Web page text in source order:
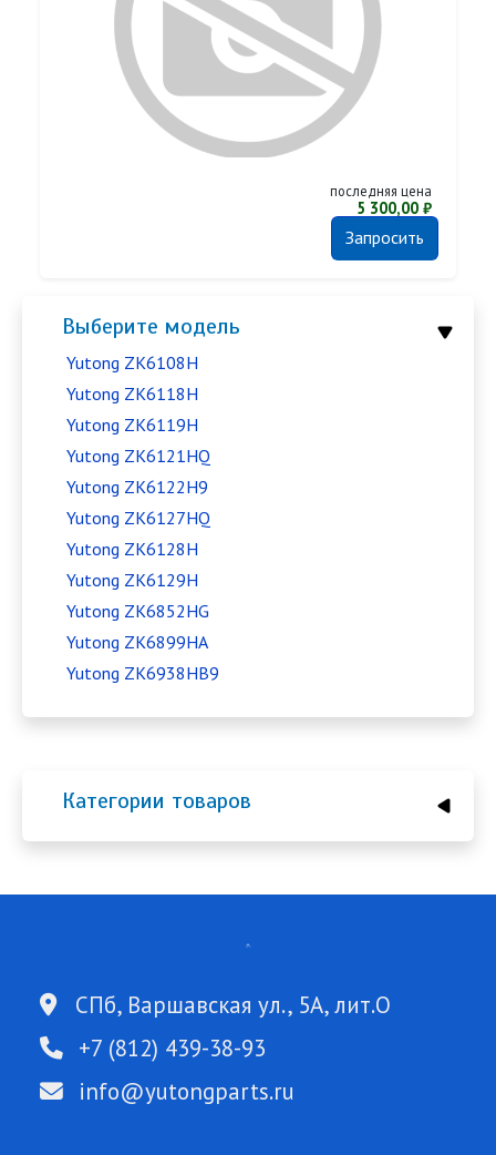
Выберите модель
Yutong ZK6108H
Yutong ZK6118H
Yutong ZK6119H
Yutong ZK6121HQ
Yutong ZK6122H9
Yutong ZK6127HQ
Yutong ZK6128H
Yutong ZK6129H
Yutong ZK6852HG
Yutong ZK6899HA
Yutong ZK6938HB9
Категории товаров
последняя цена
5 300,00 ₽
Запросить
СПб, Варшавская ул., 5А, лит.О
+7 (812) 439-38-93
info@yutongparts.ru